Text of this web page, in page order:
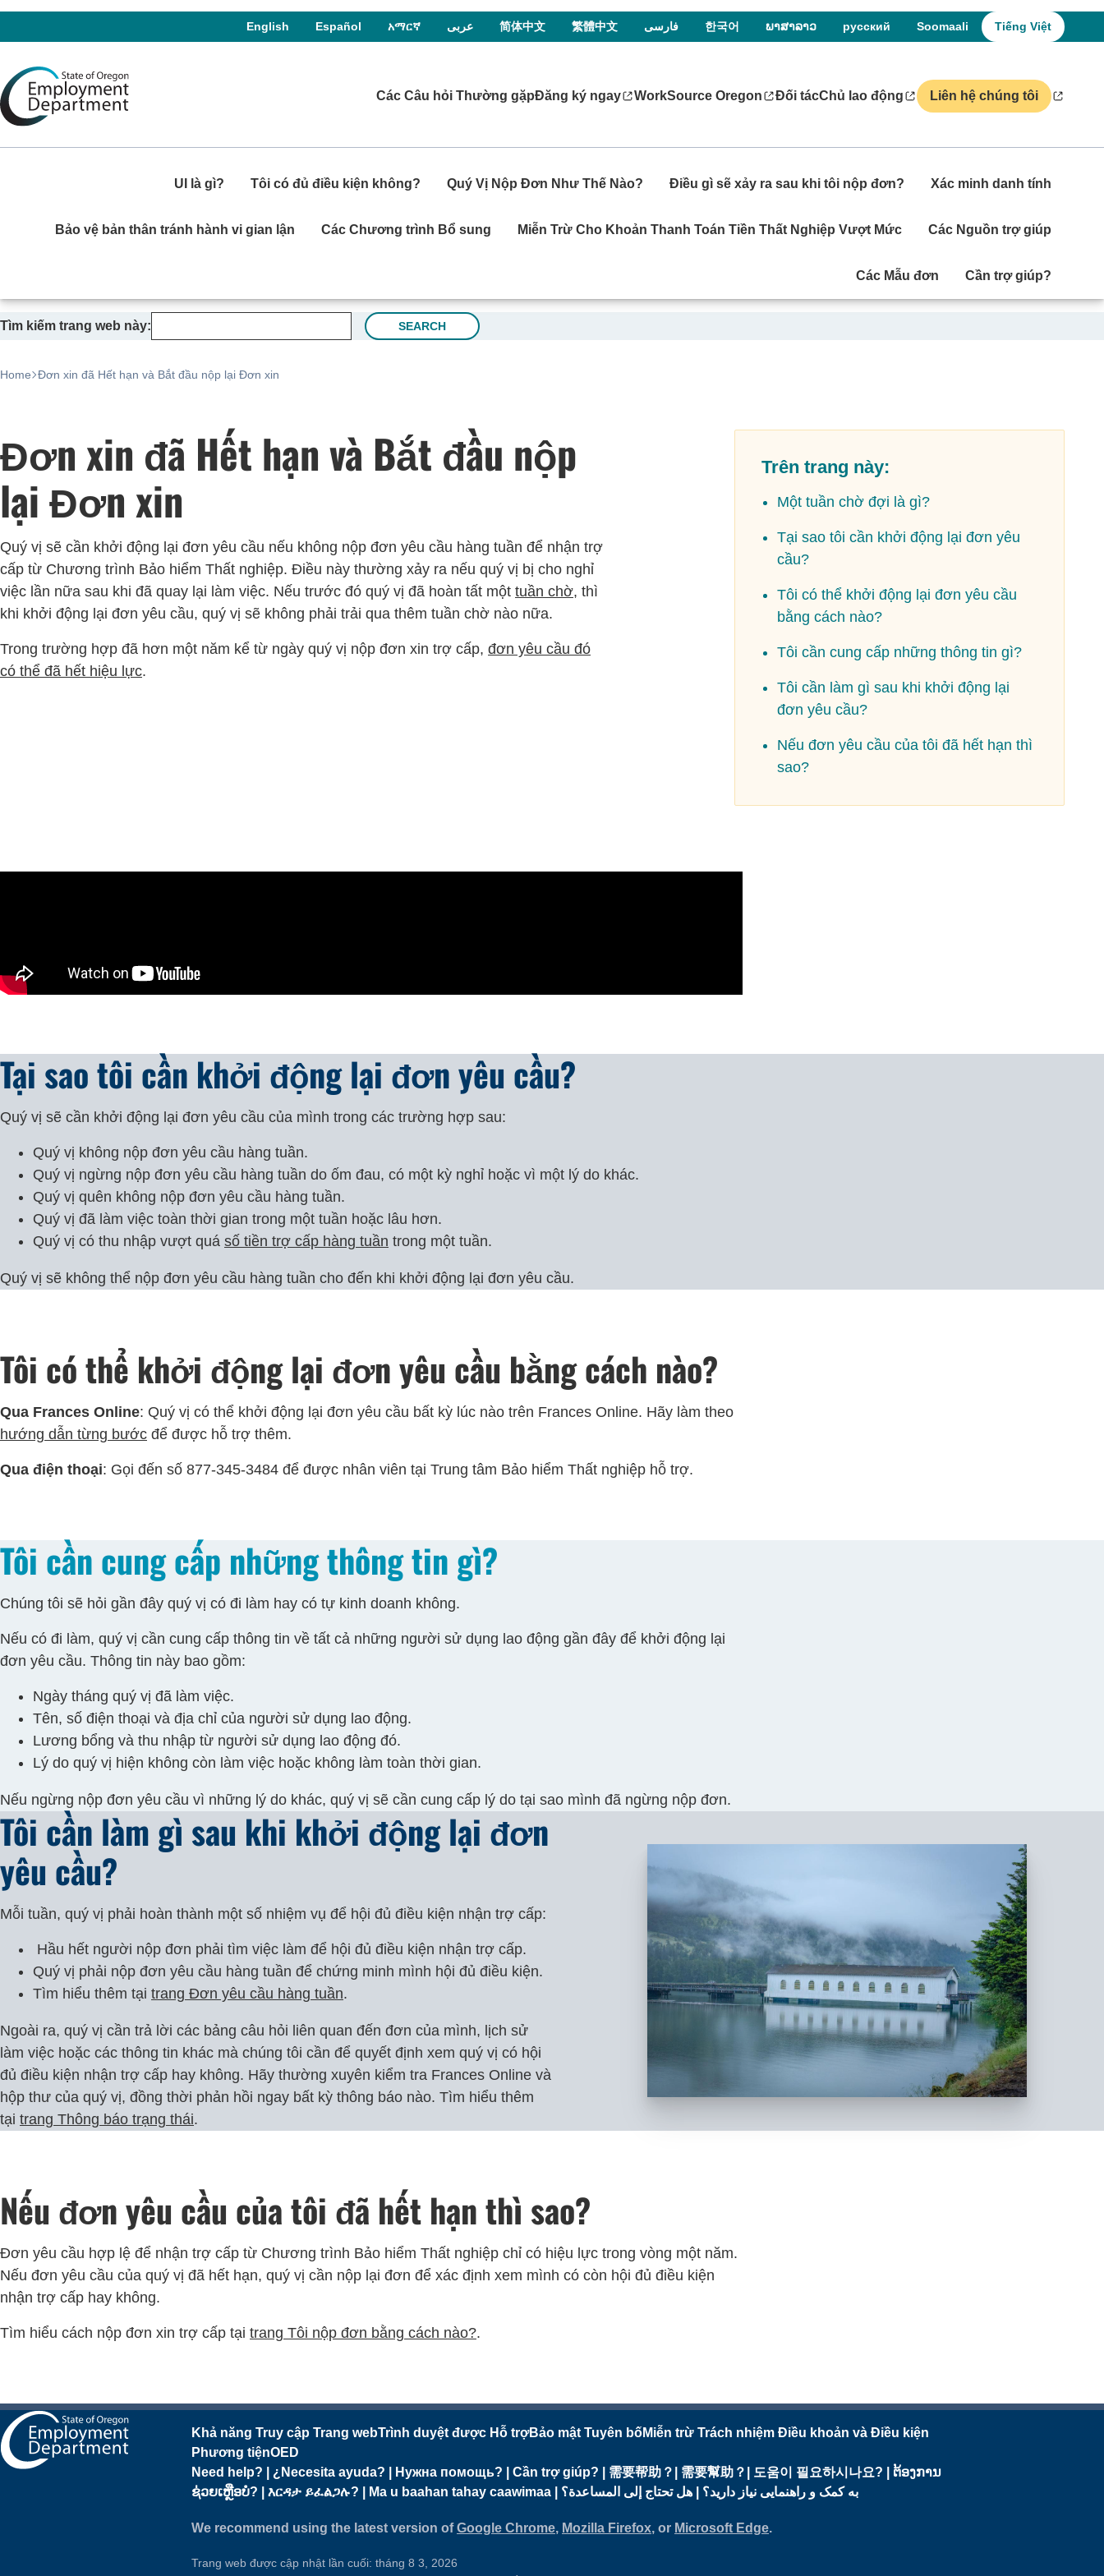
Skip to language switcher
Skip to navigation
Skip to content
English Español አማርኛ عربى 简体中文 繁體中文 فارسی 한국어 ພາສາລາວ русский Soomaali Tiếng Việt
Các Câu hỏi Thường gặpĐăng ký ngay WorkSource Oregon Đối tácChủ lao động Liên hệ chúng tôi
UI là gì? Tôi có đủ điều kiện không? Quý Vị Nộp Đơn Như Thế Nào? Điều gì sẽ xảy ra sau khi tôi nộp đơn? Xác minh danh tính
Bảo vệ bản thân tránh hành vi gian lận Các Chương trình Bổ sung Miễn Trừ Cho Khoản Thanh Toán Tiền Thất Nghiệp Vượt Mức Các Nguồn trợ giúp
Các Mẫu đơn Cần trợ giúp?
Tìm kiếm trang web này SEARCH
Home Đơn xin đã Hết hạn và Bắt đầu nộp lại Đơn xin
Đơn xin đã Hết hạn và Bắt đầu nộp
lại Đơn xin
Quý vị sẽ cần khởi động lại đơn yêu cầu nếu không nộp đơn yêu cầu hàng tuần để nhận trợ
cấp từ Chương trình Bảo hiểm Thất nghiệp. Điều này thường xảy ra nếu quý vị bị cho nghỉ
việc lần nữa sau khi đã quay lại làm việc. Nếu trước đó quý vị đã hoàn tất một tuần chờ, thì
khi khởi động lại đơn yêu cầu, quý vị sẽ không phải trải qua thêm tuần chờ nào nữa.
Trong trường hợp đã hơn một năm kể từ ngày quý vị nộp đơn xin trợ cấp, đơn yêu cầu đó
có thể đã hết hiệu lực.
Trên trang này:
Một tuần chờ đợi là gì?
Tại sao tôi cần khởi động lại đơn yêu
cầu?
Tôi có thể khởi động lại đơn yêu cầu
bằng cách nào?
Tôi cần cung cấp những thông tin gì?
Tôi cần làm gì sau khi khởi động lại
đơn yêu cầu?
Nếu đơn yêu cầu của tôi đã hết hạn thì
sao?
Tại sao tôi cần khởi động lại đơn yêu cầu?
Quý vị sẽ cần khởi động lại đơn yêu cầu của mình trong các trường hợp sau:
Quý vị không nộp đơn yêu cầu hàng tuần.
Quý vị ngừng nộp đơn yêu cầu hàng tuần do ốm đau, có một kỳ nghỉ hoặc vì một lý do khác.
Quý vị quên không nộp đơn yêu cầu hàng tuần.
Quý vị đã làm việc toàn thời gian trong một tuần hoặc lâu hơn.
Quý vị có thu nhập vượt quá số tiền trợ cấp hàng tuần trong một tuần.
Quý vị sẽ không thể nộp đơn yêu cầu hàng tuần cho đến khi khởi động lại đơn yêu cầu.
Tôi có thể khởi động lại đơn yêu cầu bằng cách nào?
Qua Frances Online: Quý vị có thể khởi động lại đơn yêu cầu bất kỳ lúc nào trên Frances Online. Hãy làm theo
hướng dẫn từng bước để được hỗ trợ thêm.
Qua điện thoại: Gọi đến số 877-345-3484 để được nhân viên tại Trung tâm Bảo hiểm Thất nghiệp hỗ trợ.
Tôi cần cung cấp những thông tin gì?
Chúng tôi sẽ hỏi gần đây quý vị có đi làm hay có tự kinh doanh không.
Nếu có đi làm, quý vị cần cung cấp thông tin về tất cả những người sử dụng lao động gần đây để khởi động lại
đơn yêu cầu. Thông tin này bao gồm:
Ngày tháng quý vị đã làm việc.
Tên, số điện thoại và địa chỉ của người sử dụng lao động.
Lương bổng và thu nhập từ người sử dụng lao động đó.
Lý do quý vị hiện không còn làm việc hoặc không làm toàn thời gian.
Nếu ngừng nộp đơn yêu cầu vì những lý do khác, quý vị sẽ cần cung cấp lý do tại sao mình đã ngừng nộp đơn.
Tôi cần làm gì sau khi khởi động lại đơn
yêu cầu?
Mỗi tuần, quý vị phải hoàn thành một số nhiệm vụ để hội đủ điều kiện nhận trợ cấp:
Hầu hết người nộp đơn phải tìm việc làm để hội đủ điều kiện nhận trợ cấp.
Quý vị phải nộp đơn yêu cầu hàng tuần để chứng minh mình hội đủ điều kiện.
Tìm hiểu thêm tại trang Đơn yêu cầu hàng tuần.
Ngoài ra, quý vị cần trả lời các bảng câu hỏi liên quan đến đơn của mình, lịch sử
làm việc hoặc các thông tin khác mà chúng tôi cần để quyết định xem quý vị có hội
đủ điều kiện nhận trợ cấp hay không. Hãy thường xuyên kiểm tra Frances Online và
hộp thư của quý vị, đồng thời phản hồi ngay bất kỳ thông báo nào. Tìm hiểu thêm
tại trang Thông báo trạng thái.
Nếu đơn yêu cầu của tôi đã hết hạn thì sao?
Đơn yêu cầu hợp lệ để nhận trợ cấp từ Chương trình Bảo hiểm Thất nghiệp chỉ có hiệu lực trong vòng một năm.
Nếu đơn yêu cầu của quý vị đã hết hạn, quý vị cần nộp lại đơn để xác định xem mình có còn hội đủ điều kiện
nhận trợ cấp hay không.
Tìm hiểu cách nộp đơn xin trợ cấp tại trang Tôi nộp đơn bằng cách nào?.
Khả năng Truy cập Trang webTrình duyệt được Hỗ trợBảo mật Tuyên bốMiễn trừ Trách nhiệm Điều khoản và Điều kiện
Phương tiệnOED
Need help? | ¿Necesita ayuda? | Нужна помощь? | Cần trợ giúp? | 需要帮助？| 需要幫助？| 도움이 필요하시나요? | ຕ້ອງການ
ຊ່ວຍເຫຼືອບໍ? | እርዳታ ይፈልጋሉ? | Ma u baahan tahay caawimaa | به کمک و راهنمایی نیاز دارید؟ | هل تحتاج إلى المساعدة؟
We recommend using the latest version ofGoogle Chrome, Mozilla Firefox, or Microsoft Edge.
Trang web được cập nhật lần cuối: tháng 8 3, 2026